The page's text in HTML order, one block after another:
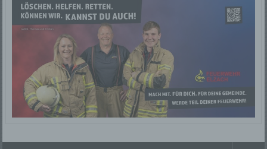
Elzach
Offizielle
Freiwilligen
Feuerwehr
Elzach